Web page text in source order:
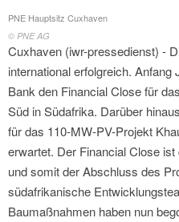
PNE Hauptsitz Cuxhaven
© PNE AG
Cuxhaven (iwr-pressedienst) -
international erfolgreich.
Bank den Financial Close für
Süd in Südafrika. Darüber
für das 110-MW-PV-Projekt
erwartet. Der Financial Close
und somit der Abschluss des
südafrikanische
Baumaßnahmen haben nun